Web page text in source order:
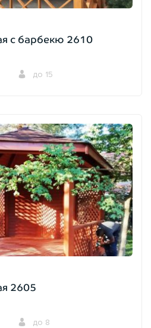
с барбекю 2610
до 15
2605
до 8